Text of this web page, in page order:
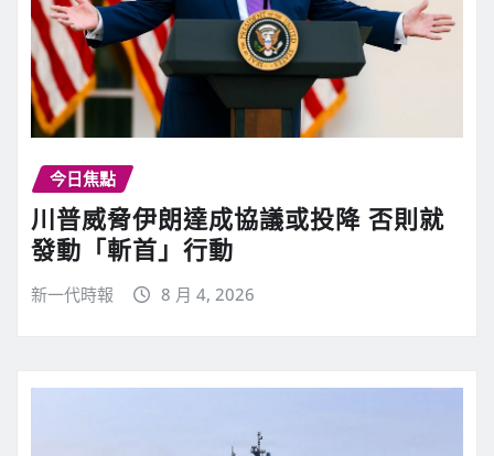
今日焦點
川普威脅伊朗達成協議或投降 否則就
發動「斬首」行動
新一代時報 8 月 4, 2026